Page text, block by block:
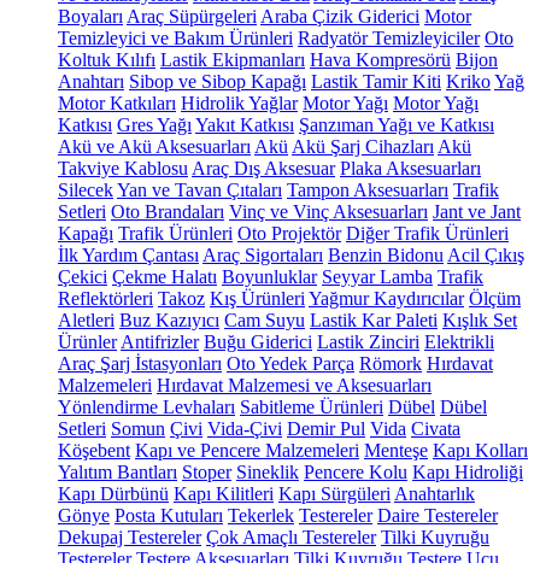
Boyaları Araç Süpürgeleri Araba Çizik Giderici Motor
Temizleyici ve Bakım Ürünleri Radyatör Temizleyiciler Oto
Koltuk Kılıfı Lastik Ekipmanları Hava Kompresörü Bijon
Anahtarı Sibop ve Sibop Kapağı Lastik Tamir Kiti KrikoYağ
Motor Katkıları Hidrolik Yağlar Motor Yağı Motor Yağı
Katkısı Gres Yağı Yakıt Katkısı Şanzıman Yağı ve Katkısı
Akü ve Akü Aksesuarları Akü Akü Şarj Cihazları Akü
Takviye Kablosu Araç Dış Aksesuar Plaka Aksesuarları
SilecekYan ve Tavan Çıtaları Tampon Aksesuarları Trafik
Setleri Oto Brandaları Vinç ve Vinç Aksesuarları Jant ve Jant
Kapağı Trafik Ürünleri Oto Projektör Diğer Trafik Ürünleri
İlk Yardım Çantası Araç Sigortaları Benzin Bidonu Acil Çıkış
Çekici Çekme Halatı Boyunluklar Seyyar Lamba Trafik
Reflektörleri Takoz Kış Ürünleri Yağmur Kaydırıcılar Ölçüm
Aletleri Buz Kazıyıcı Cam Suyu Lastik Kar Paleti Kışlık Set
Ürünler Antifrizler Buğu Giderici Lastik Zinciri Elektrikli
Araç Şarj İstasyonları Oto Yedek Parça Römork Hırdavat
Malzemeleri Hırdavat Malzemesi ve Aksesuarları
Yönlendirme Levhaları Sabitleme Ürünleri Dübel Dübel
Setleri Somun Çivi Vida-Çivi Demir Pul Vida Civata
Köşebent Kapı ve Pencere Malzemeleri Menteşe Kapı Kolları
Yalıtım Bantları Stoper Sineklik Pencere Kolu Kapı Hidroliği
Kapı Dürbünü Kapı Kilitleri Kapı Sürgüleri Anahtarlık
Gönye Posta Kutuları Tekerlek Testereler Daire Testereler
Dekupaj Testereler Çok Amaçlı Testereler Tilki Kuyruğu
Testereler Testere Aksesuarları Tilki Kuyruğu Testere Ucu